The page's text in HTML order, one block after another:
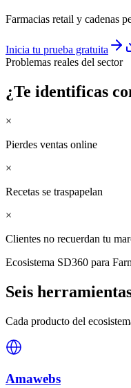
Farmacias retail y cadenas
Inicia tu prueba gratuita
Problemas reales del sector
¿Te identificas
×
Pierdes ventas online
×
Recetas se traspapelan
×
Clientes no recuerdan tu
Ecosistema SD360 para
Seis
Cada producto del
Amawebs